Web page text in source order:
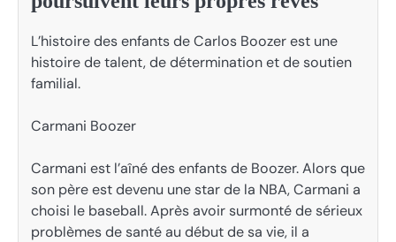
L’histoire des enfants de Carlos Boozer est une
histoire de talent, de détermination et de soutien
familial.
Carmani Boozer
Carmani est l’aîné des enfants de Boozer. Alors que
son père est devenu une star de la NBA, Carmani a
choisi le baseball. Après avoir surmonté de sérieux
problèmes de santé au début de sa vie, il a